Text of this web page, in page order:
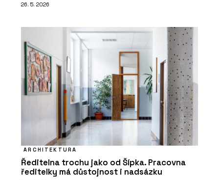
26. 5. 2026
ARCHITEKTURA
Ředitelna trochu jako od Šípka. Pracovna
ředitelky má důstojnost i nadsázku